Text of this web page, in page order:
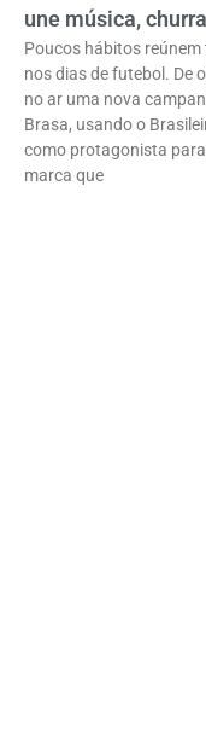
une música,
Poucos hábitos
nos dias de futebol. De
no ar uma nova
Brasa, usando o
como protagonista
marca que